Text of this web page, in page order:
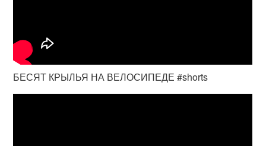
БЕСЯТ КРЫЛЬЯ НА ВЕЛОСИПЕДЕ #shorts